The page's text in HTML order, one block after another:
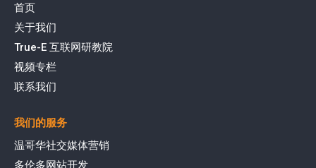
首页
关于我们
True-E 互联网研教院
视频专栏
联系我们
我们的服务
温哥华社交媒体营销
多伦多网站开发